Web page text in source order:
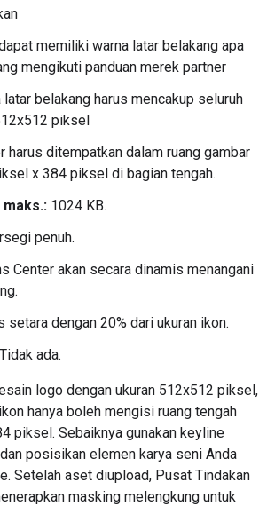
memiliki warna latar belakang apa
mengikuti panduan merek partner
latar belakang harus mencakup seluruh
piksel
harus ditempatkan dalam ruang gambar
x 384 piksel di bagian tengah.
1024 KB.
penuh.
Center akan secara dinamis menangani
setara dengan 20% dari ukuran ikon.
Tidak ada.
logo dengan ukuran 512x512 piksel,
hanya boleh mengisi ruang tengah
piksel. Sebaiknya gunakan keyline
posisikan elemen karya seni Anda
Setelah aset diupload, Pusat Tindakan
masking melengkung untuk